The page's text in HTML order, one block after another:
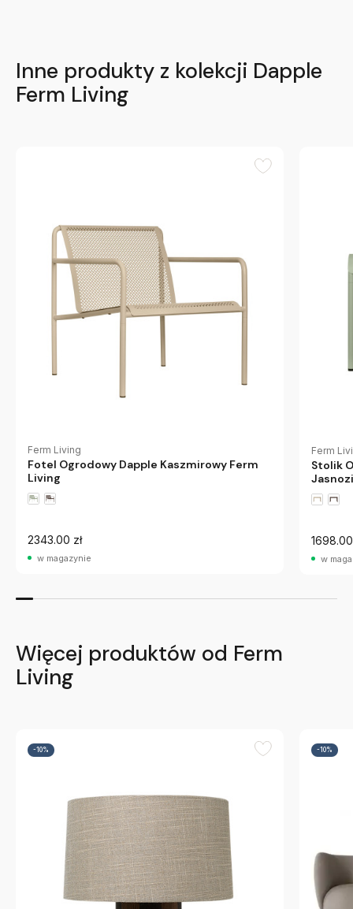
Inne produkty z kolekcji Dapple
Ferm Living
Ferm Living
Fotel Ogrodowy Dapple Kaszmirowy Ferm
Living
2343.00 zł
w magazynie
Ferm
Stolik
1698.00
w
Więcej produktów od Ferm
Living
-10% -10%